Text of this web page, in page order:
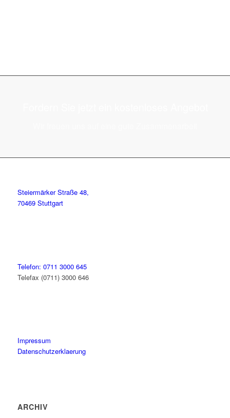
Steiermärker Straße 48,
70469 Stuttgart
Telefon: 0711 3000 645
Telefax (0711) 3000 646
Impressum
Datenschutzerklaerung
ARCHIV